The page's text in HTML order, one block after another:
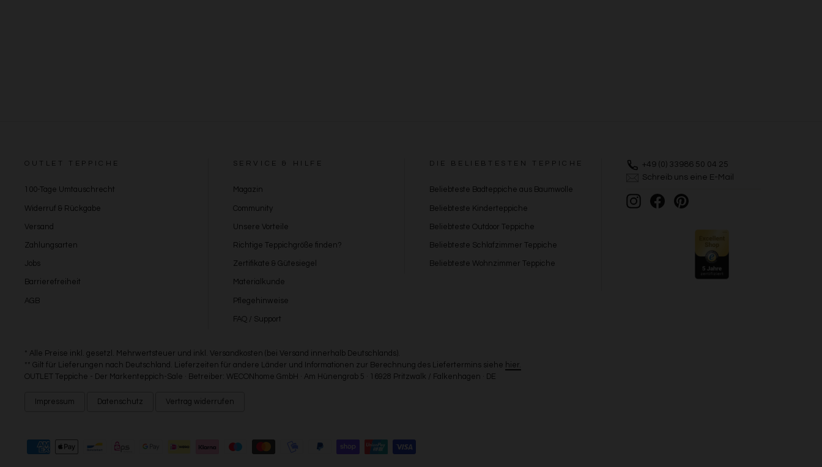
OUTLET TEPPICHE
100-Tage Umtauschrecht
Widerruf & Rückgabe
Versand
Zahlungsarten
Jobs
Barrierefreiheit
AGB
SERVICE & HILFE
Magazin
Community
Unsere Vorteile
Richtige Teppichgröße finden?
Zertifikate & Gütesiegel
Materialkunde
Pflegehinweise
FAQ / Support
DIE BELIEBTESTEN TEPPICHE
Beliebteste Badteppiche aus Baumwolle
Beliebteste Kinderteppiche
Beliebteste Outdoor Teppiche
Beliebteste Schlafzimmer Teppiche
Beliebteste Wohnzimmer Teppiche
+49 (0) 33986 50 04 25
Schreib uns eine E-Mail
Instagram
FacebookPinterest
* Alle Preise inkl. gesetzl. Mehrwertsteuer und inkl. Versandkosten (bei Versand innerhalb Deutschlands).
** Gilt für Lieferungen nach Deutschland. Lieferzeiten für andere Länder und Informationen zur Berechnung des Liefertermins siehe hier.
OUTLET Teppiche - Der Markenteppich-Sale · Betreiber: WECONhome GmbH · Am Hünengrab 5 · 16928 Pritzwalk / Falkenhagen · DE
Impressum Datenschutz Vertrag widerrufen